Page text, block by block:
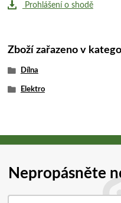
Prohlášení o shodě
Zboží zařazeno v
Dílna
Elektro
Nepropásněte